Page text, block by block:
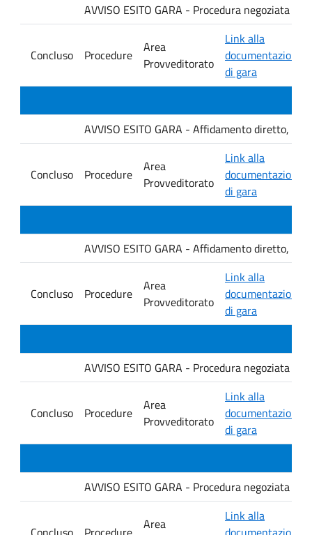
AVVISO ESITO GARA - Procedura negoziata
Concluso Procedure
Area
Provveditorato
Link alla
documentazione
di gara
AVVISO ESITO GARA - Affidamento diretto, ai
Concluso Procedure
Area
Provveditorato
Link alla
documentazione
di gara
AVVISO ESITO GARA - Affidamento diretto, ai
Concluso Procedure
Area
Provveditorato
Link alla
documentazione
di gara
AVVISO ESITO GARA - Procedura negoziata
Concluso Procedure
Area
Provveditorato
Link alla
documentazione
di gara
AVVISO ESITO GARA - Procedura negoziata
Area
Link alla